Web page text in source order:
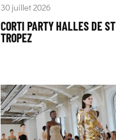
30 juillet 2026
CORTI PARTY HALLES DE ST
TROPEZ